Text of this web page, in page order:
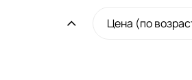
Цена (по